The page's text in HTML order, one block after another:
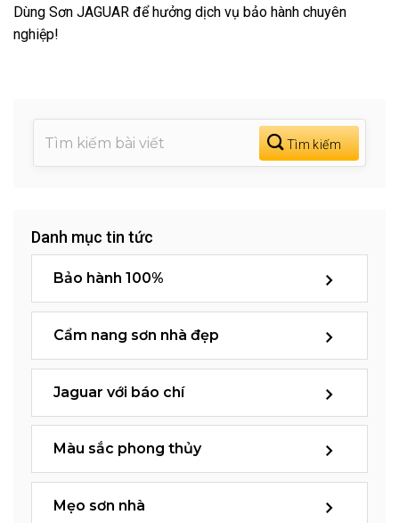
Dùng Sơn JAGUAR để hưởng dịch vụ bảo hành chuyên
nghiệp!
Danh mục tin tức
Bảo hành 100%
Cẩm nang sơn nhà đẹp
Jaguar với báo chí
Màu sắc phong thủy
Mẹo sơn nhà